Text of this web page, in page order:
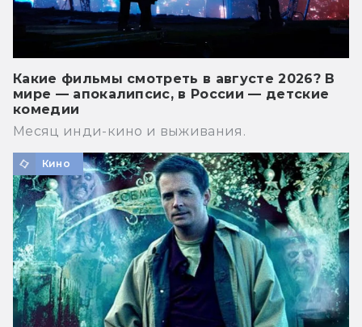
Какие фильмы смотреть в августе 2026? В
мире — апокалипсис, в России — детские
комедии
Месяц инди-кино и выживания.
Кино